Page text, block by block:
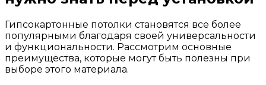
Гипсокартонные потолки становятся все более
популярными благодаря своей универсальности
и функциональности. Рассмотрим основные
преимущества, которые могут быть полезны при
выборе этого материала.